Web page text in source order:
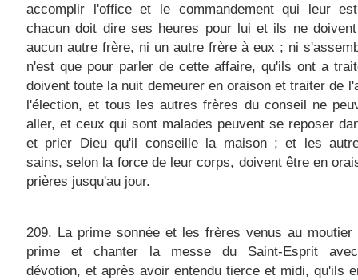
accomplir l'office et le commandement qui leur
chacun doit dire ses heures pour lui et ils ne
aucun autre frère, ni un autre frère à eux ; ni
n'est que pour parler de cette affaire, qu'ils ont a
doivent toute la nuit demeurer en oraison et traiter de
l'élection, et tous les autres frères du conseil ne
aller, et ceux qui sont malades peuvent se reposer
et prier Dieu qu'il conseille la maison ; et les
sains, selon la force de leur corps, doivent être en
prières jusqu'au jour.
209. La prime sonnée et les frères venus au moutier
prime et chanter la messe du Saint-Esprit
dévotion, et après avoir entendu tierce et midi, qu'ils